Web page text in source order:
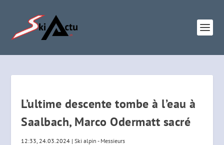
L’ultime descente tombe à l’eau à
Saalbach, Marco Odermatt sacré
12:33, 24.03.2024 |Ski alpin - Messieurs